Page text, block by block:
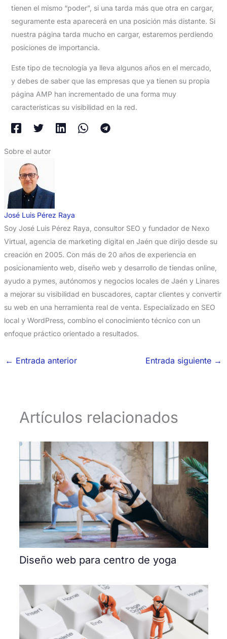
tienen el mismo “poder”, si una tarda más que otra en cargar,
seguramente esta aparecerá en una posición más distante. Si
nuestra página tarda mucho en cargar, estaremos perdiendo
posiciones de importancia.
Este tipo de tecnología ya lleva algunos años en el mercado,
y debes de saber que las empresas que ya tienen su propia
página AMP han incrementado de una forma muy
características su visibilidad en la red.
Sobre el autor
José Luis Pérez Raya
Soy José Luis Pérez Raya, consultor SEO y fundador de Nexo
Virtual, agencia de marketing digital en Jaén que dirijo desde su
creación en 2005. Con más de 20 años de experiencia en
posicionamiento web, diseño web y desarrollo de tiendas online,
ayudo a pymes, autónomos y negocios locales de Jaén y Linares
a mejorar su visibilidad en buscadores, captar clientes y convertir
su web en una herramienta real de venta. Especializado en SEO
local y WordPress, combino el conocimiento técnico con un
enfoque práctico orientado a resultados.
← Entrada anterior Entrada siguiente →
Artículos relacionados
Diseño web para centro de yoga